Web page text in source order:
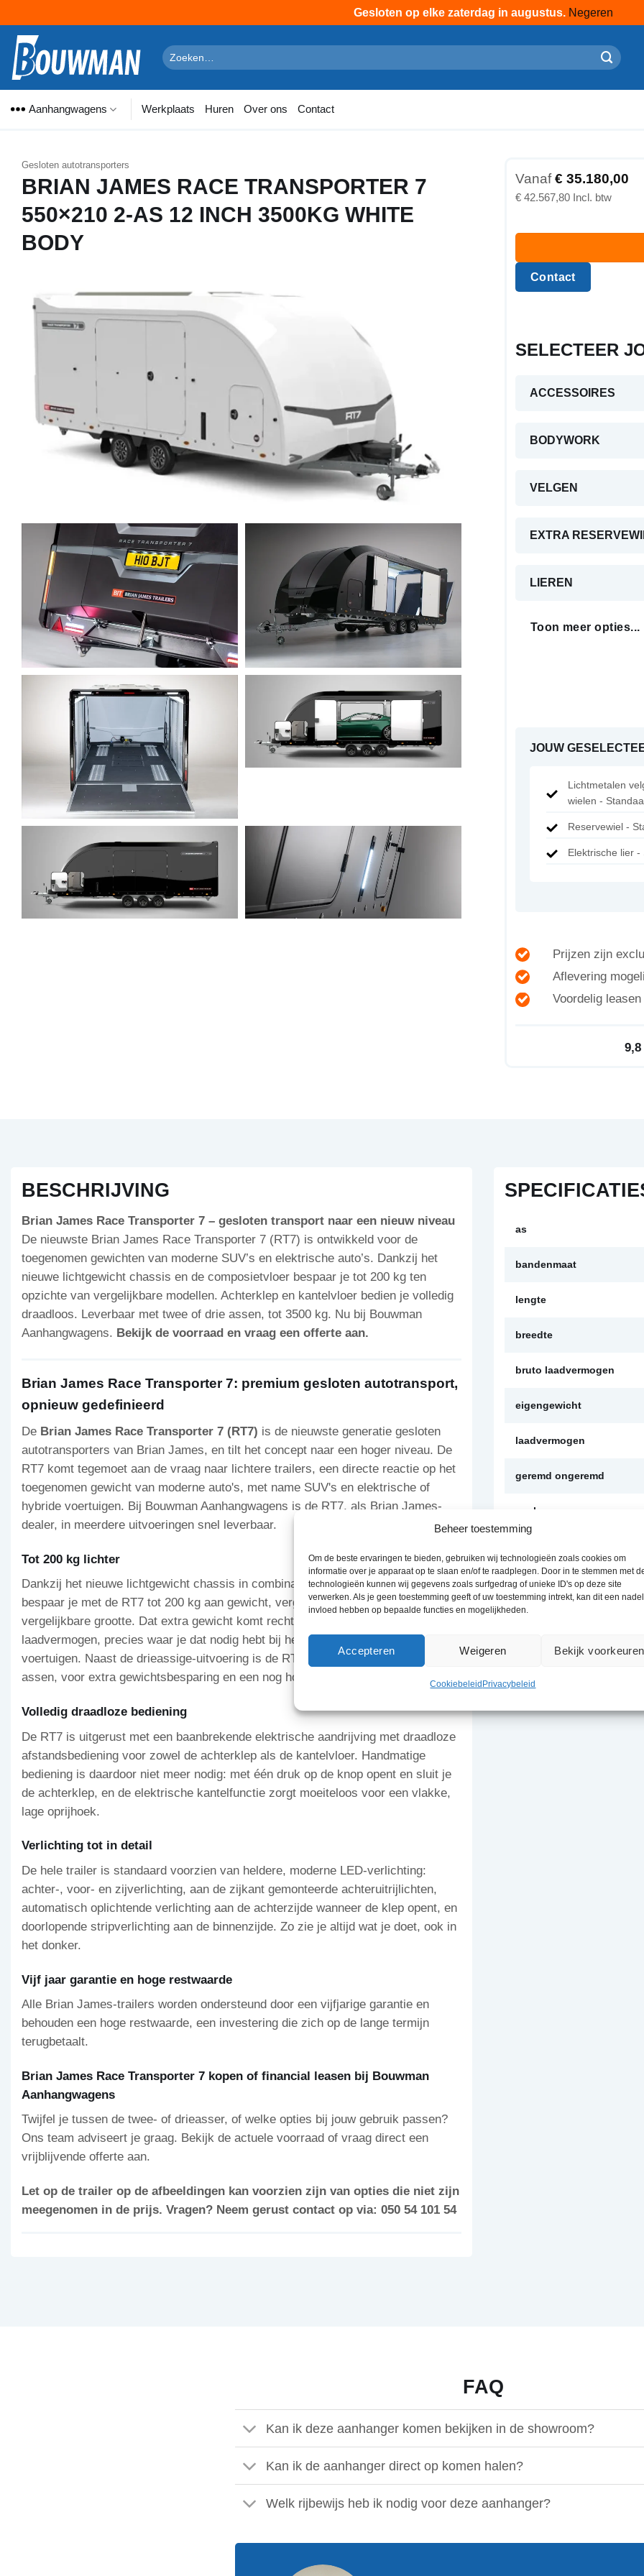
Beheer toestemming
Om de beste ervaringen te bieden, gebruiken wij technologieën zoals cookies om
informatie over je apparaat op te slaan en/of te raadplegen. Door in te stemmen met
technologieën kunnen wij gegevens zoals surfgedrag of unieke ID's op deze site
verwerken. Als je geen toestemming geeft of uw toestemming intrekt, kan dit een
invloed hebben op bepaalde functies en mogelijkheden.
Accepteren Weigeren Bekijk voorkeuren
Cookiebeleid Privacybeleid
Gesloten op elke zaterdag in augustus. Negeren
naar
inhoud
Zoeken
naar:
Aanhangwagens Werkplaats Huren Over ons Contact
Gesloten autotransporters
BRIAN JAMES RACE TRANSPORTER 7
550×210 2-AS 12 INCH 3500KG WHITE
BODY
Vanaf€ 35.180,00
€ 42.567,80
Contact
SELECTEER
ACCESSOIRES
BODYWORK
VELGEN
EXTRA
LIEREN
Toon meer opties...
JOUW
Lichtmetalen
wielen -
Reservewiel -
Elektrische lier -
Prijzen zijn
Aflevering
Voordelig
9,8
BESCHRIJVING
Brian James Race Transporter 7 – gesloten transport naar een nieuw niveau
De nieuwste Brian James Race Transporter 7 (RT7) is ontwikkeld voor de
toegenomen gewichten van moderne SUV’s en elektrische auto’s. Dankzij het
nieuwe lichtgewicht chassis en de composietvloer bespaar je tot 200 kg ten
opzichte van vergelijkbare modellen. Achterklep en kantelvloer bedien je volledig
draadloos. Leverbaar met twee of drie assen, tot 3500 kg. Nu bij Bouwman
Aanhangwagens. Bekijk de voorraad en vraag een offerte aan.
Brian James Race Transporter 7: premium gesloten autotransport,
opnieuw gedefinieerd
De Brian James Race Transporter 7 (RT7) is de nieuwste generatie gesloten
autotransporters van Brian James, en tilt het concept naar een hoger niveau. De
RT7 komt tegemoet aan de vraag naar lichtere trailers, een directe reactie op het
toegenomen gewicht van moderne auto's, met name SUV's en elektrische of
hybride voertuigen. Bij Bouwman Aanhangwagens is de RT7, als Brian James-
dealer, in meerdere uitvoeringen snel leverbaar.
Tot 200 kg lichter
Dankzij het nieuwe lichtgewicht chassis in combinatie met de composietvloer
bespaar je met de RT7 tot 200 kg aan gewicht, vergeleken met modellen van
vergelijkbare grootte. Dat extra gewicht komt rechtstreeks ten goede van je
laadvermogen, precies waar je dat nodig hebt bij het vervoeren van zwaardere
voertuigen. Naast de drieassige-uitvoering is de RT7 ook leverbaar met twee
assen, voor extra gewichtsbesparing en een nog hoger laadvermogen.
Volledig draadloze bediening
De RT7 is uitgerust met een baanbrekende elektrische aandrijving met draadloze
afstandsbediening voor zowel de achterklep als de kantelvloer. Handmatige
bediening is daardoor niet meer nodig: met één druk op de knop opent en sluit je
de achterklep, en de elektrische kantelfunctie zorgt moeiteloos voor een vlakke,
lage oprijhoek.
Verlichting tot in detail
De hele trailer is standaard voorzien van heldere, moderne LED-verlichting:
achter-, voor- en zijverlichting, aan de zijkant gemonteerde achteruitrijlichten,
automatisch oplichtende verlichting aan de achterzijde wanneer de klep opent, en
doorlopende stripverlichting aan de binnenzijde. Zo zie je altijd wat je doet, ook in
het donker.
Vijf jaar garantie en hoge restwaarde
Alle Brian James-trailers worden ondersteund door een vijfjarige garantie en
behouden een hoge restwaarde, een investering die zich op de lange termijn
terugbetaalt.
Brian James Race Transporter 7 kopen of financial leasen bij Bouwman
Aanhangwagens
Twijfel je tussen de twee- of drieasser, of welke opties bij jouw gebruik passen?
Ons team adviseert je graag. Bekijk de actuele voorraad of vraag direct een
vrijblijvende offerte aan.
Let op de trailer op de afbeeldingen kan voorzien zijn van opties die niet zijn
meegenomen in de prijs. Vragen? Neem gerust contact op via: 050 54 101 54
as
bandenmaat
lengte
breedte
bruto laadvermogen
eigengewicht
laadvermogen
geremd ongeremd
merk
Verzenddetails
FAQ
Kan ik deze aanhanger komen bekijken in de showroom?
Kan ik de aanhanger direct op komen halen?
Welk rijbewijs heb ik nodig voor deze aanhanger?